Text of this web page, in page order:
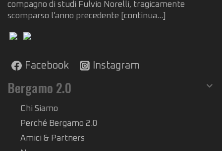
compagno di studi Fulvio Norelli, tragicamente
scomparso l’anno precedente
[continua...]
Facebook Instagram
Bergamo 2.0
Chi Siamo
Perché Bergamo 2.0
Amici & Partners